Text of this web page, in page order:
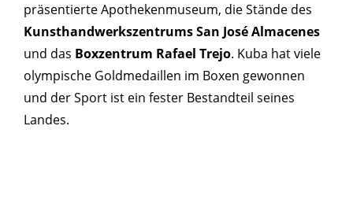
präsentierte Apothekenmuseum, die Stände des
Kunsthandwerkszentrums San José Almacenes
und das Boxzentrum Rafael Trejo. Kuba hat viele
olympische Goldmedaillen im Boxen gewonnen
und der Sport ist ein fester Bestandteil seines
Landes.